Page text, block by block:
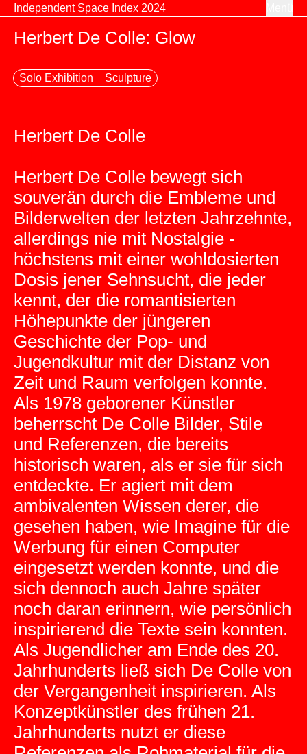
Zum Inhalt springen
Independent Space Index 2024
Herbert De Colle: Glow
Solo Exhibition Sculpture
Herbert De Colle
Herbert De Colle bewegt sich
souverän durch die Embleme und
Bilderwelten der letzten Jahrzehnte,
allerdings nie mit Nostalgie -
höchstens mit einer wohldosierten
Dosis jener Sehnsucht, die jeder
kennt, der die romantisierten
Höhepunkte der jüngeren
Geschichte der Pop- und
Jugendkultur mit der Distanz von
Zeit und Raum verfolgen konnte.
Als 1978 geborener Künstler
beherrscht De Colle Bilder, Stile
und Referenzen, die bereits
historisch waren, als er sie für sich
entdeckte. Er agiert mit dem
ambivalenten Wissen derer, die
gesehen haben, wie Imagine für die
Werbung für einen Computer
eingesetzt werden konnte, und die
sich dennoch auch Jahre später
noch daran erinnern, wie persönlich
inspirierend die Texte sein konnten.
Als Jugendlicher am Ende des 20.
Jahrhunderts ließ sich De Colle von
der Vergangenheit inspirieren. Als
Konzeptkünstler des frühen 21.
Jahrhunderts nutzt er diese